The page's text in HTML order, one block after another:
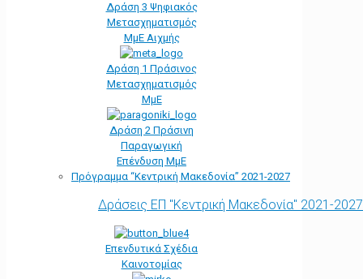
Δράση 3 Ψηφιακός
Μετασχηματισμός
ΜμΕ Αιχμής
Δράση 1 Πράσινος
Μετασχηματισμός
ΜμΕ
Δράση 2 Πράσινη
Παραγωγική
Επένδυση ΜμΕ
Πρόγραμμα “Κεντρική Μακεδονία” 2021-2027
Δράσεις ΕΠ "Κεντρική Μακεδονία" 2021-2027
Επενδυτικά Σχέδια
Καινοτομίας